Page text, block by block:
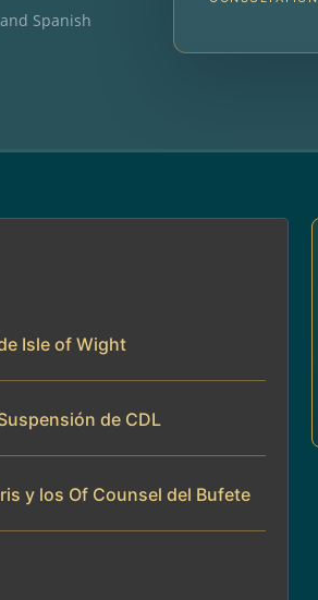
Spanish
Isle of Wight
de CDL
y los Of Counsel del Bufete